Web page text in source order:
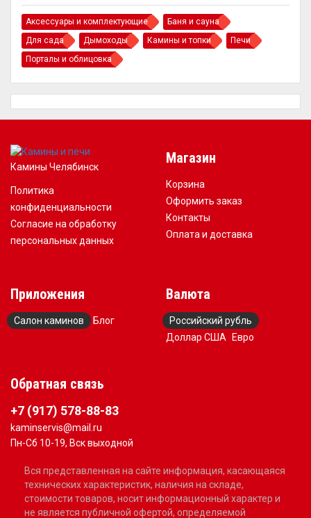
Аксессуары и комплектующие
Баня и сауна
Для сада
Дымоходы Камины и топки
Печи
Порталы и облицовка
Камины Челябинск
Политика
конфиденциальности
Согласие на обработку
персональных данных
Магазин
Корзина
Оформить заказ
Контакты
Оплата и доставка
Приложения
Салон каминов Блог
Валюта
Российский рубль
Доллар США
Евро
Обратная связь
+7 (917) 578-88-83
kaminservis@mail.ru
Пн-Сб 10-19, Вск выходной
Вся представленная на сайте информация, касающаяся
технических характеристик, наличия на складе,
стоимости товаров, носит информационный характер и
не является публичной офертой, определяемой